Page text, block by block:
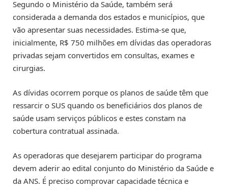
Segundo o Ministério da Saúde, também será
considerada a demanda dos estados e municípios, que
vão apresentar suas necessidades. Estima-se que,
inicialmente, R$ 750 milhões em dívidas das operadoras
privadas sejam convertidos em consultas, exames e
cirurgias.
As dívidas ocorrem porque os planos de saúde têm que
ressarcir o SUS quando os beneficiários dos planos de
saúde usam serviços públicos e estes constam na
cobertura contratual assinada.
As operadoras que desejarem participar do programa
devem aderir ao edital conjunto do Ministério da Saúde e
da ANS. É preciso comprovar capacidade técnica e